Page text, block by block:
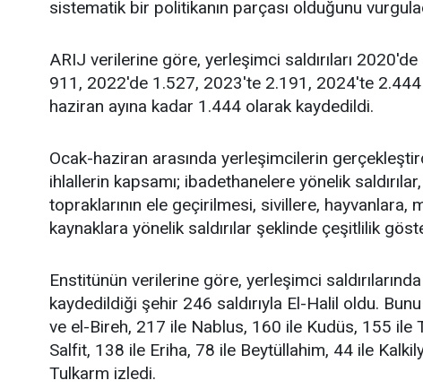
sistematik bir politikanın parçası olduğunu
ARIJ verilerine göre, yerleşimci saldırıları
911, 2022'de 1.527, 2023'te 2.191, 2024'te 2.444
haziran ayına kadar 1.444 olarak kaydedildi.
Ocak-haziran arasında yerleşimcilerin
ihlallerin kapsamı; ibadethanelere yönelik
topraklarının ele geçirilmesi, sivillere, hayvanlara,
kaynaklara yönelik saldırılar şeklinde çeşitlilik
Enstitünün verilerine göre, yerleşimci
kaydedildiği şehir 246 saldırıyla El-Halil oldu.
ve el-Bireh, 217 ile Nablus, 160 ile Kudüs, 155 ile
Salfit, 138 ile Eriha, 78 ile Beytüllahim, 44 ile
Tulkarm izledi.